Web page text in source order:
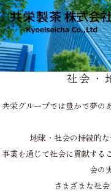
社会・
共栄グループでは豊かで夢の
地球・社会の持続的
事業を通じて社会に貢献する
会の
さまざまな社